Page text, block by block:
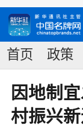
首页 政策
因地制
村振兴